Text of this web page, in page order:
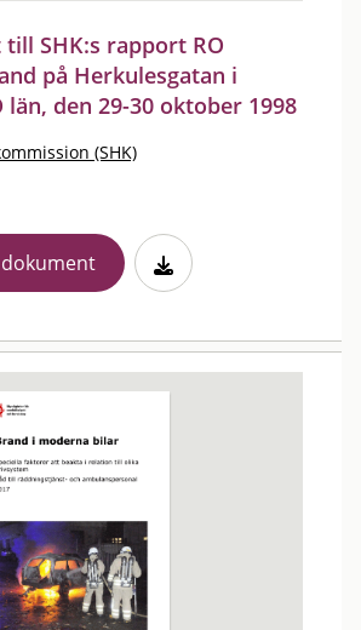
SHK:s rapport RO
på Herkulesgatan i
län, den 29-30 oktober 1998
(SHK)